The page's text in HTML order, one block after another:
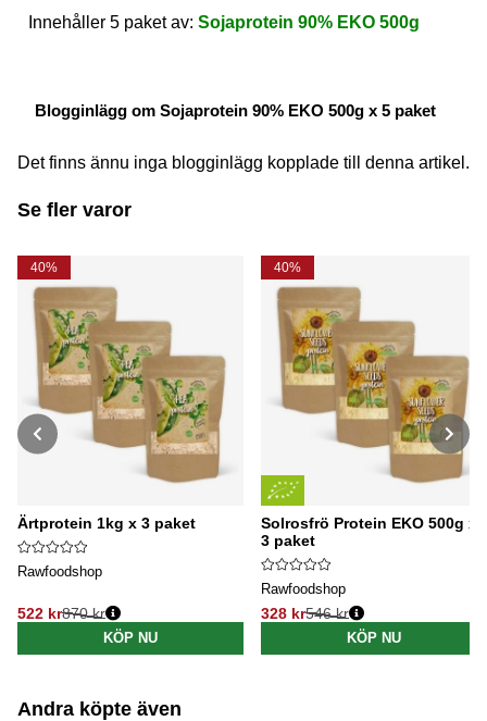
Innehåller 5 paket av: Sojaprotein 90% EKO 500g
Blogginlägg om Sojaprotein 90% EKO 500g x 5 paket
Det finns ännu inga blogginlägg kopplade till denna artikel.
Se fler varor
40%
Ärtprotein 1kg x 3 paket
Rawfoodshop
522 kr
Ordinarie pris:
870 kr
KÖP NU
40%
Solrosfrö Protein EKO 500g x
3 paket
Rawfoodshop
328 kr
Ordinarie pris:
546 kr
KÖP NU
Andra köpte även